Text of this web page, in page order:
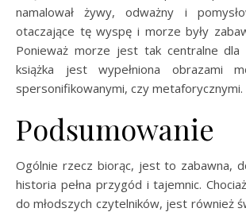
namalował żywy, odważny i
otaczające tę wyspę i morze były
Ponieważ morze jest tak centralne dla
książka jest wypełniona obrazami
spersonifikowanymi, czy metaforycznymi.
Podsumowanie
Ogólnie rzecz biorąc, jest to zabawna,
historia pełna przygód i tajemnic.
do młodszych czytelników, jest również